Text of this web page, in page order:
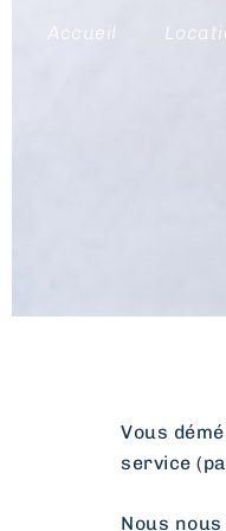
Accueil
Vous
service
Nous